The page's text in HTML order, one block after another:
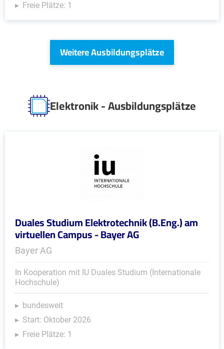
Freie Plätze: 1
Weitere Ausbildungsplätze
Elektronik - Ausbildungsplätze
Duales Studium Elektrotechnik (B.Eng.) am
virtuellen Campus - Bayer AG
Bayer AG
In Kooperation mit IU Duales Studium (Internationale
Hochschule)
bundesweit
Start: Oktober 2026
Freie Plätze: 1